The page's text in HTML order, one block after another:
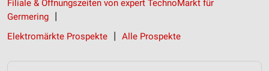
Filiale & Öffnungszeiten von expert TechnoMarkt für
Germering
Elektromärkte Prospekte
Alle Prospekte